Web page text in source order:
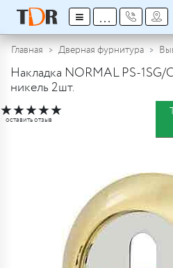
≡ ...
Главная Дверная фурнитура
Накладка NORMAL PS-1SG/
никель 2шт.
★★★★★
оставить отзыв